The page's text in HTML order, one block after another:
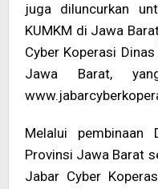
juga diluncurkan
KUMKM di Jawa
Cyber Koperasi
Jawa Barat,
Melalui pembinaan
Provinsi Jawa Barat
Jabar Cyber